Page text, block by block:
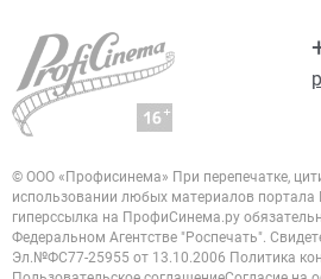
© ООО «Профисинема» При перепечатке,
использовании любых материалов портала
гиперссылка на ПрофиСинема.ру
Федеральном Агентстве "Роспечать".
Эл.№ФС77-25955 от 13.10.2006 Политика